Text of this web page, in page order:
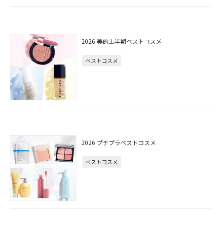
2026 美的上半期ベストコスメ
ベストコスメ
2026 プチプラベストコスメ
ベストコスメ